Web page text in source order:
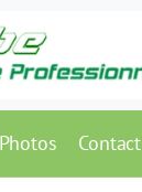
Photos Contact